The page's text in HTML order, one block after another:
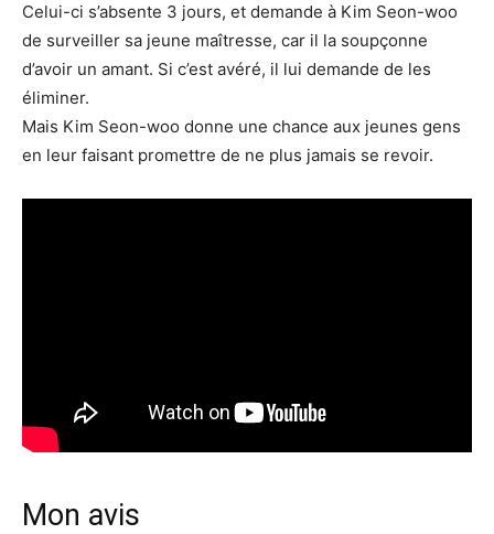
Celui-ci s’absente 3 jours, et demande à Kim Seon-woo
de surveiller sa jeune maîtresse, car il la soupçonne
d’avoir un amant. Si c’est avéré, il lui demande de les
éliminer.
Mais Kim Seon-woo donne une chance aux jeunes gens
en leur faisant promettre de ne plus jamais se revoir.
Mon avis